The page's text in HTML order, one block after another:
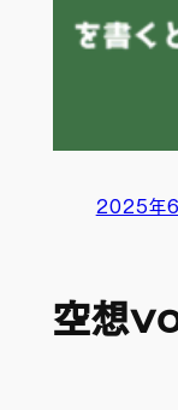
2025年
空想